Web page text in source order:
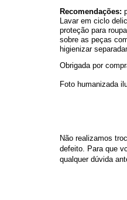
Recomendações:
Lavar em ciclo
proteção para
sobre as peças
higienizar
Obrigada por
Foto humanizada
Não realizamos
defeito. Para que
qualquer dúvida